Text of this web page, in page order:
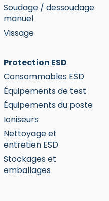
Soudage / dessoudage
manuel
Vissage
Protection ESD
Consommables ESD
Équipements de test
Équipements du poste
Ioniseurs
Nettoyage et
entretien ESD
Stockages et
emballages